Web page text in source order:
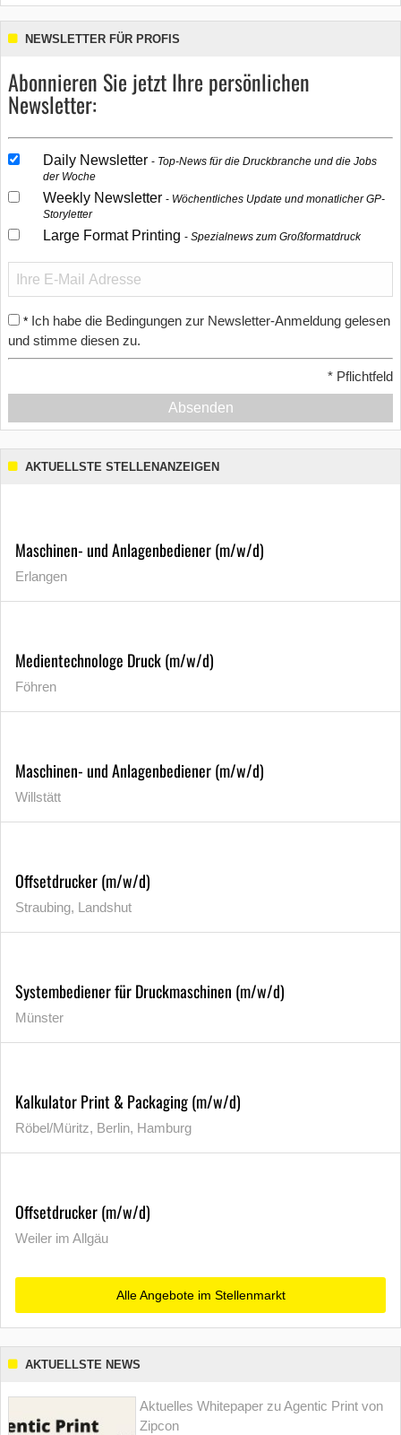
NEWSLETTER FÜR PROFIS
Abonnieren Sie jetzt Ihre persönlichen
Newsletter:
Daily Newsletter
Top-News für die Druckbranche und die Jobs
der Woche
Weekly Newsletter
Wöchentliches Update und monatlicher GP-
Storyletter
Large Format Printing Spezialnews zum Großformatdruck
* Ich habe die Bedingungen zur Newsletter-Anmeldung gelesen
und stimme diesen zu.
* Pflichtfeld
Absenden
AKTUELLSTE STELLENANZEIGEN
Maschinen- und Anlagenbediener (m/w/d)
Erlangen
Medientechnologe Druck (m/w/d)
Föhren
Maschinen- und Anlagenbediener (m/w/d)
Willstätt
Offsetdrucker (m/w/d)
Straubing, Landshut
Systembediener für Druckmaschinen (m/w/d)
Münster
Kalkulator Print & Packaging (m/w/d)
Röbel/Müritz, Berlin, Hamburg
Offsetdrucker (m/w/d)
Weiler im Allgäu
Alle Angebote im Stellenmarkt
AKTUELLSTE NEWS
Aktuelles Whitepaper zu Agentic Print von
Zipcon